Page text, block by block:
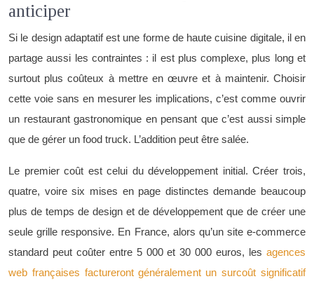
anticiper
Si le design adaptatif est une forme de haute cuisine digitale, il en
partage aussi les contraintes : il est plus complexe, plus long et
surtout plus coûteux à mettre en œuvre et à maintenir. Choisir
cette voie sans en mesurer les implications, c’est comme ouvrir
un restaurant gastronomique en pensant que c’est aussi simple
que de gérer un food truck. L’addition peut être salée.
Le premier coût est celui du développement initial. Créer trois,
quatre, voire six mises en page distinctes demande beaucoup
plus de temps de design et de développement que de créer une
seule grille responsive. En France, alors qu’un site e-commerce
standard peut coûter entre 5 000 et 30 000 euros, les agences
web françaises factureront généralement un surcoût significatif